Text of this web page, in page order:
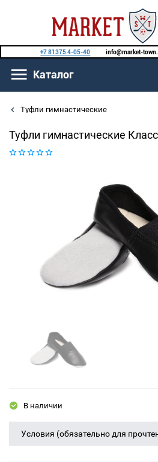
+7 81375 4-05-40 info@market-
Каталог
Туфли гимнастические
Туфли гимнастические
В наличии
Условия (обязательно для